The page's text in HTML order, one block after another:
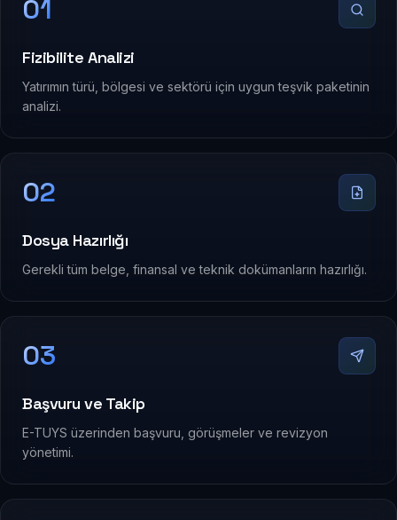
01
Fizibilite Analizi
Yatırımın türü, bölgesi ve sektörü için uygun teşvik paketinin
analizi.
02
Dosya Hazırlığı
Gerekli tüm belge, finansal ve teknik dokümanların hazırlığı.
03
Başvuru ve Takip
E-TUYS üzerinden başvuru, görüşmeler ve revizyon
yönetimi.